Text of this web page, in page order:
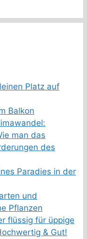
Platz auf
Balkon
man das
des
Paradies in der
und
Pflanzen
flüssig für üppige
& Gut!